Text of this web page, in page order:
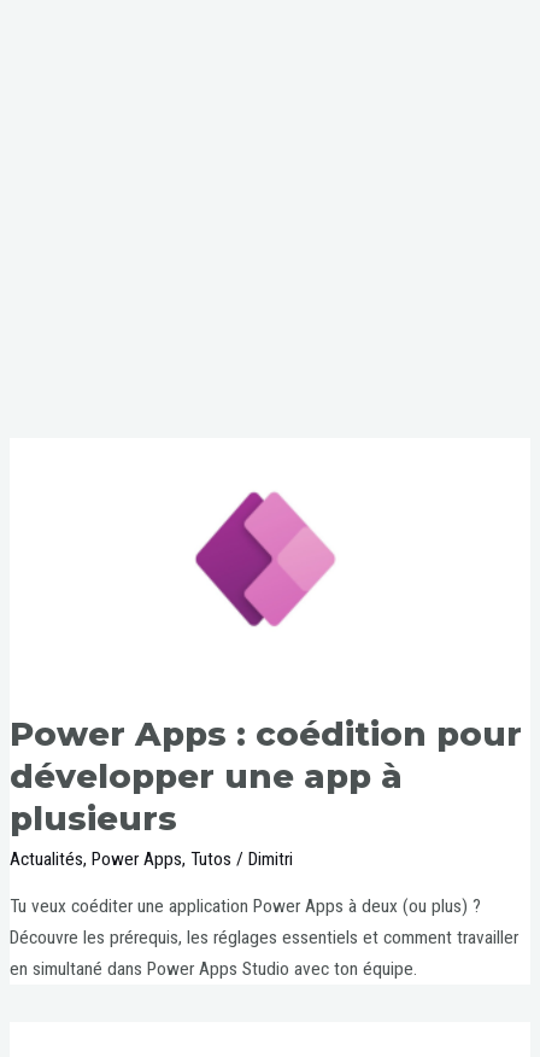
Power Apps : coédition pour
développer une app à
plusieurs
Actualités,Power Apps,Tutos /Dimitri
Tu veux coéditer une application Power Apps à deux (ou plus) ?
Découvre les prérequis, les réglages essentiels et comment travailler
en simultané dans Power Apps Studio avec ton équipe.